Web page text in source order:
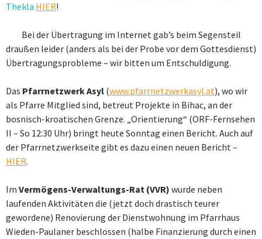
Thekla HIER!
Bei der Übertragung im Internet gab’s beim Segensteil
draußen leider (anders als bei der Probe vor dem Gottesdienst)
Übertragungsprobleme – wir bitten um Entschuldigung.
Das Pfarrnetzwerk Asyl (www.pfarrnetzwerkasyl.at), wo wir
als Pfarre Mitglied sind, betreut Projekte in Bihac, an der
bosnisch-kroatischen Grenze. „Orientierung“ (ORF-Fernsehen
II – So 12:30 Uhr) bringt heute Sonntag einen Bericht. Auch auf
der Pfarrnetzwerkseite gibt es dazu einen neuen Bericht –
HIER.
Im Vermögens-Verwaltungs-Rat (VVR) wurde neben
laufenden Aktivitäten die (jetzt doch drastisch teurer
gewordene) Renovierung der Dienstwohnung im Pfarrhaus
Wieden-Paulaner beschlossen (halbe Finanzierung durch einen